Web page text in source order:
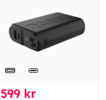
599 kr